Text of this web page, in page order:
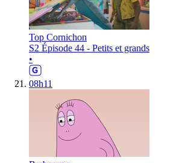
Top Cornichon
S2 Épisode 44 - Petits et grands
•
08h11